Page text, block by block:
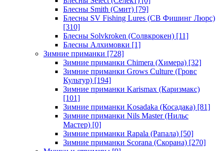
Блесны Smith (Смит) [79]
Блесны SV Fishing Lures (СВ Фишинг Люрс)
[310]
Блесны Solvkroken (Солвкрокен) [11]
Блесны Алхимовки [1]
Зимние приманки [728]
Зимние приманки Chimera (Химера) [32]
Зимние приманки Grows Culture (Гровс
Культур) [194]
Зимние приманки Karismax (Каризмакс)
[101]
Зимние приманки Kosadaka (Косадака) [81]
Зимние приманки Nils Master (Нильс
Мастер) [0]
Зимние приманки Rapala (Рапала) [50]
Зимние приманки Scorana (Скорана) [270]